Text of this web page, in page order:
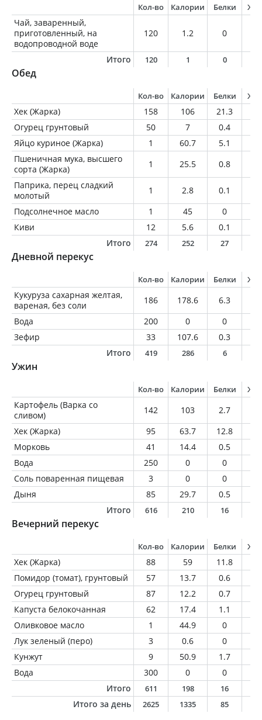
Кол-во Калории Белки
Чай, заваренный,
приготовленный, на
водопроводной воде
120 1.2 0
Итого 120 1 0
Обед
Кол-во Калории Белки
Хек (Жарка) 158 106 21.3
Огурец грунтовый
50 7 0.4
Яйцо куриное (Жарка)
1 60.7 5.1
Пшеничная мука, высшего
сорта (Жарка)
1 25.5 0.8
Паприка, перец сладкий
молотый
1 2.8 0.1
Подсолнечное масло
1 45 0
Киви
12 5.6 0.1
Итого
274 252 27
Дневной перекус
Кол-во Калории Белки
Кукуруза сахарная желтая,
вареная, без соли
186 178.6 6.3
Вода
200 0 0
Зефир
33 107.6 0.3
Итого
419 286 6
Ужин
Кол-во Калории Белки
Картофель (Варка со
сливом)
142 103 2.7
Хек (Жарка)
95 63.7 12.8
Морковь
41 14.4 0.5
Вода
250 0 0
Соль поваренная пищевая
3 0 0
Дыня
85 29.7 0.5
Итого
616 210 16
Вечерний перекус
Кол-во Калории Белки
Хек (Жарка) 88 59 11.8
Помидор (томат), грунтовый
57 13.7 0.6
Огурец грунтовый
87 12.2 0.7
Капуста белокочанная
62 17.4 1.1
Оливковое масло
1 44.9 0
Лук зеленый (перо)
3 0.6 0
Кунжут
9 50.9 1.7
Вода
300 0 0
Итого
611 198 16
Итого за день 2625 1335 85